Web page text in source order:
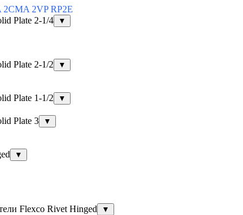
2VP RP2E
Plate 2-1/4
▼
Plate 2-1/2
▼
Plate 1-1/2
▼
Plate 3
▼
▼
Flexco Rivet Hinged
▼